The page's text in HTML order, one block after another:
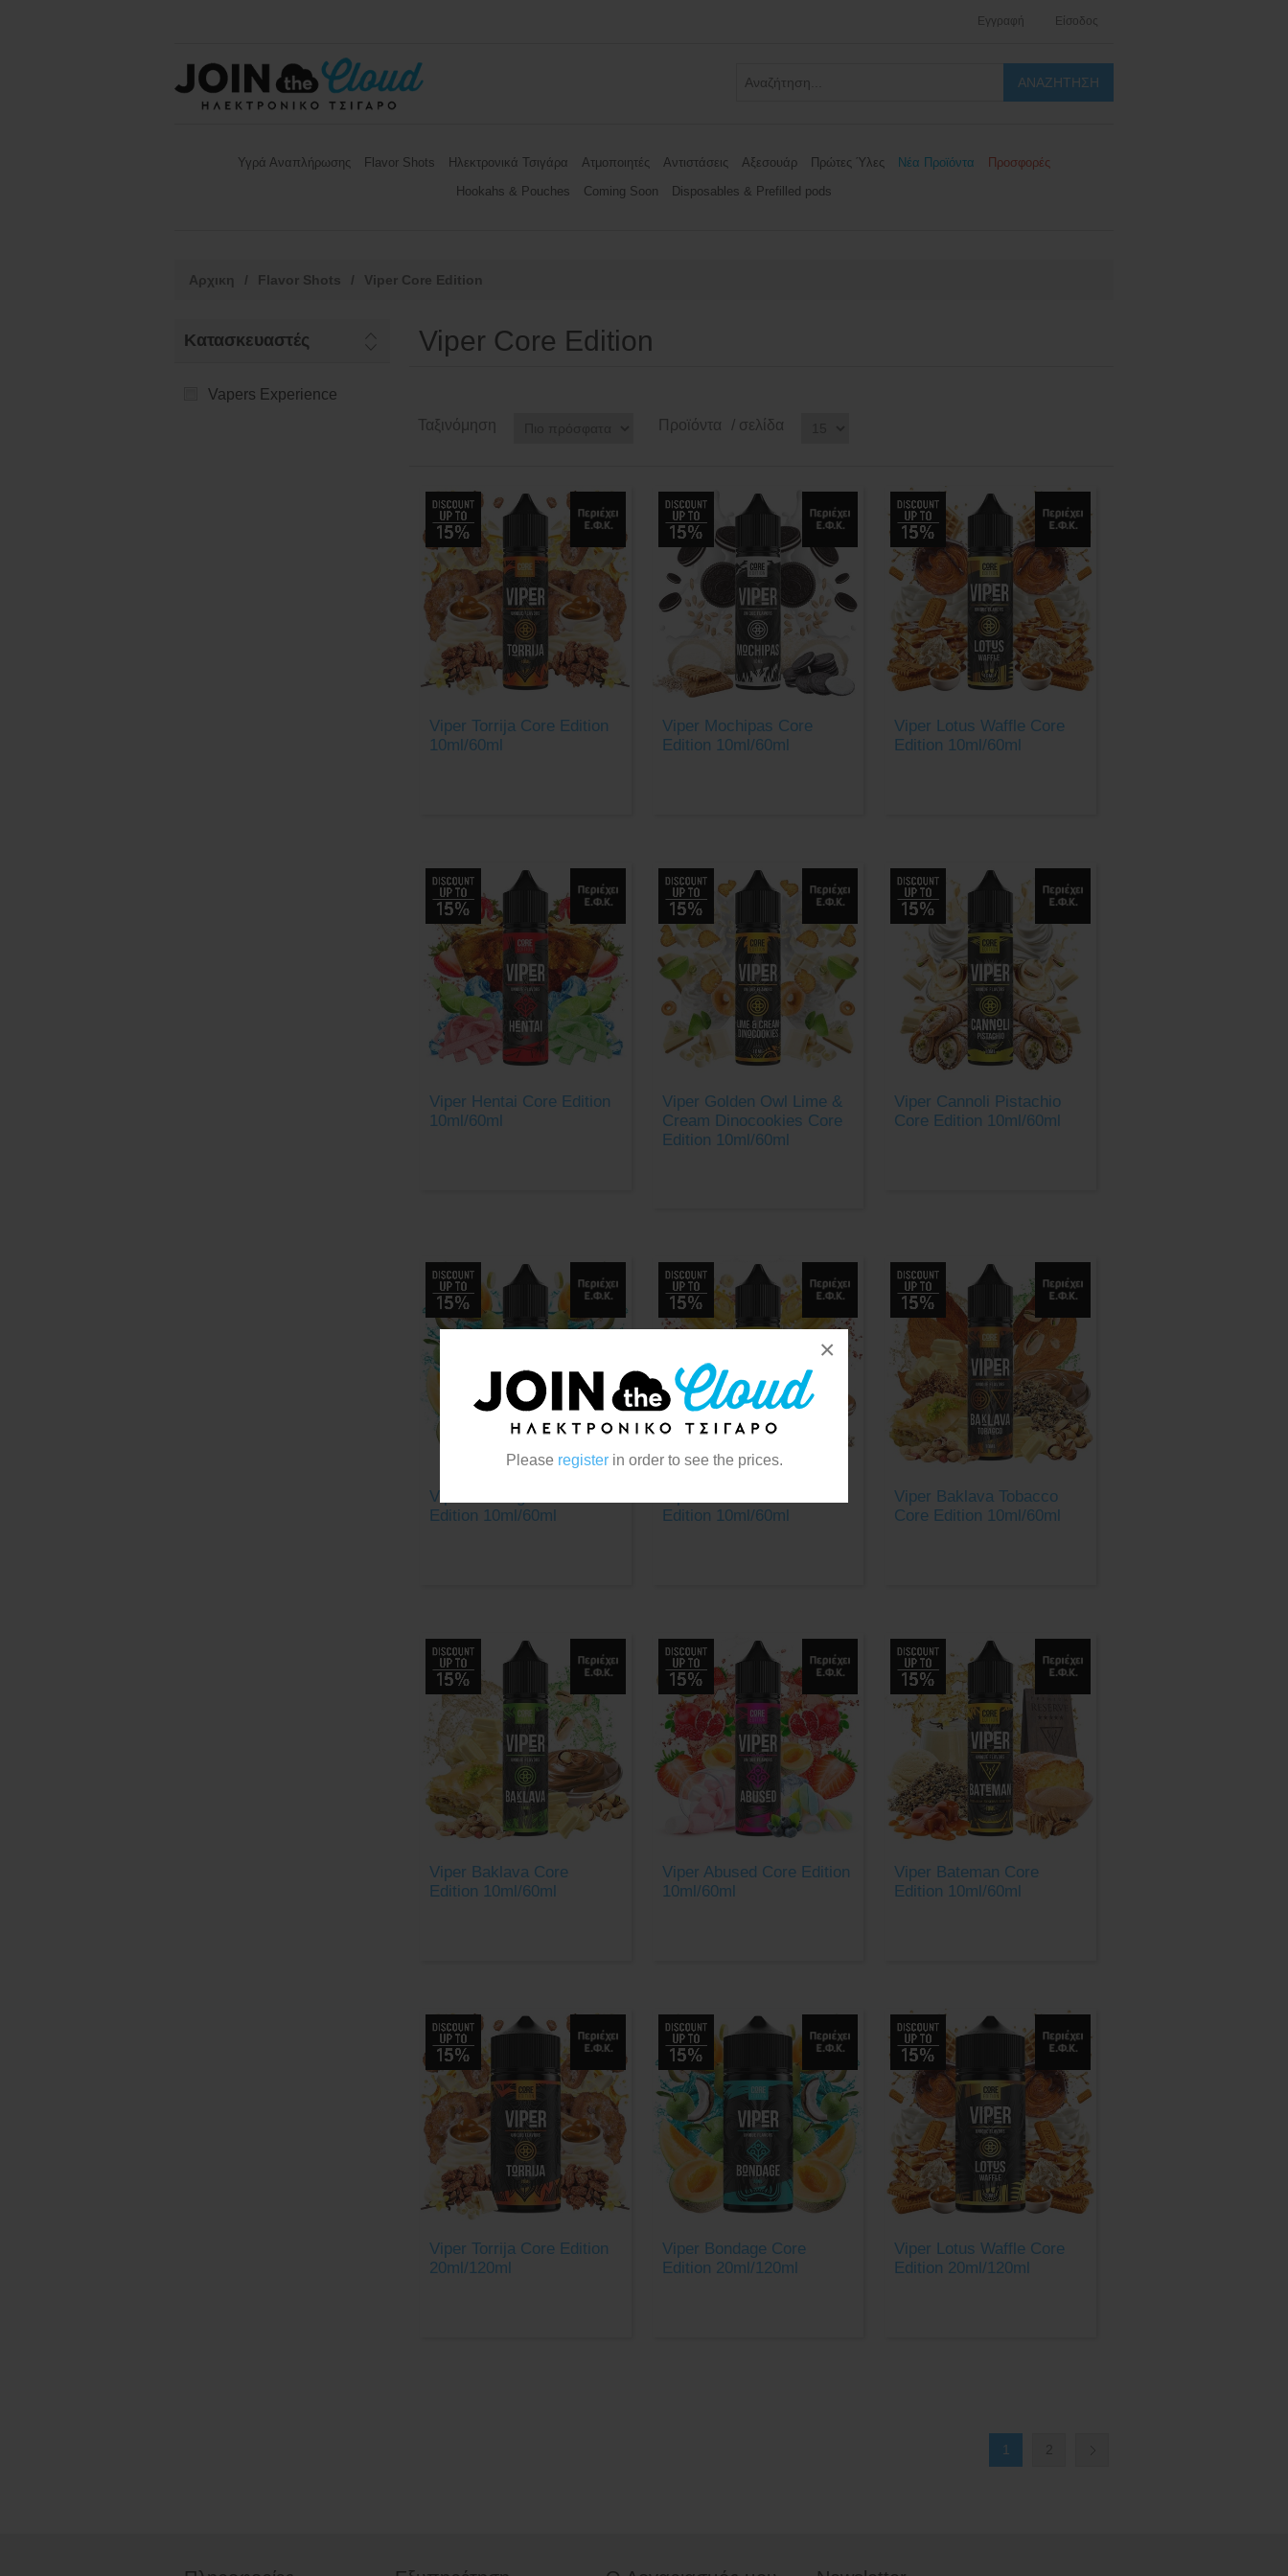
Please registerin order to see the prices.
×
Εγγραφή Είσοδος
Υγρά Αναπλήρωσης Flavor Shots Ηλεκτρονικά Τσιγάρα Ατμοποιητές Αντιστάσεις Αξεσουάρ Πρώτες Ύλες Νέα Προϊόντα
Προσφορές
Hookahs & Pouches
Coming Soon Disposables & Prefilled pods
Αρχικη / Flavor Shots / Viper Core Edition
Κατασκευαστές
Vapers Experience
Viper Core Edition
Ταξινόμηση Προϊόντα / σελίδα
Viper Torrija Core Edition
10ml/60ml
Viper Mochipas Core
Edition 10ml/60ml
Viper Lotus Waffle Core
Edition 10ml/60ml
Viper Hentai Core Edition
10ml/60ml
Viper Golden Owl Lime &
Cream Dinocookies Core
Edition 10ml/60ml
Viper Cannoli Pistachio
Core Edition 10ml/60ml
Viper Bondage Core
Edition 10ml/60ml
Edition 10ml/60ml
Viper Baklava Tobacco
Core Edition 10ml/60ml
Viper Baklava Core
Edition 10ml/60ml
Viper Abused Core Edition
10ml/60ml
Viper Bateman Core
Edition 10ml/60ml
Viper Torrija Core Edition
20ml/120ml
Viper Bondage Core
Edition 20ml/120ml
Viper Lotus Waffle Core
Edition 20ml/120ml
1